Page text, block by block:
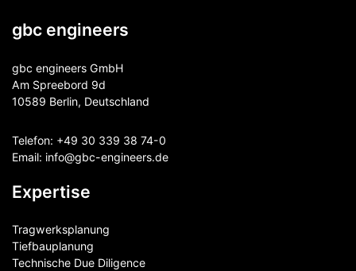
gbc engineers
gbc engineers GmbH
Am Spreebord 9d
10589 Berlin, Deutschland
Telefon: +49 30 339 38 74-0
Email: info@gbc-engineers.de
Expertise
Tragwerksplanung
Tiefbauplanung
Technische Due Diligence